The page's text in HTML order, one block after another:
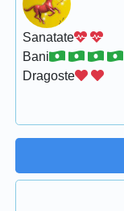
Sanatate
Bani
Dragoste